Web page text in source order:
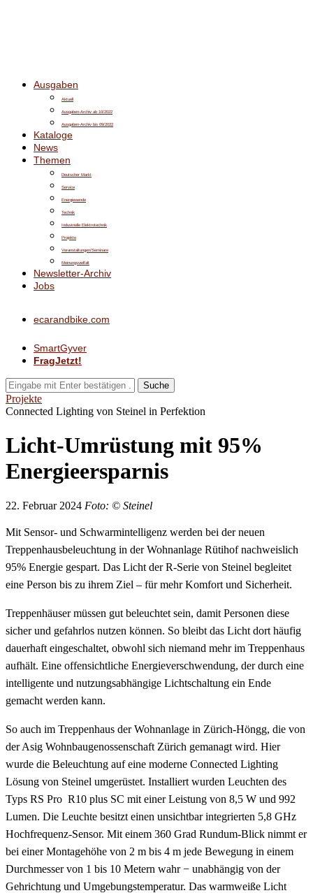
Ausgaben
Aktuell
Ausgaben-Archiv ab 10/2022
Ausgaben-Archiv bis 09/2022
Kataloge
News
Themen
Deutscher Markt
Service
Energiewende
Technik
Industrielle Elektrotechnik
Projekte
Veranstaltungen/Seminare
Meinungsvielfalt
Newsletter-Archiv
Jobs
ecarandbike.com
SmartGyver
FragJetzt!
Suche
Projekte
Connected Lighting von Steinel in Perfektion
Licht-Umrüstung mit 95%
Energieersparnis
22. Februar 2024 Foto: © Steinel
Mit Sensor- und Schwarmintelligenz werden bei der neuen
Treppenhausbeleuchtung in der Wohnanlage Rütihof nachweislich
95% Energie gespart. Das Licht der R-Serie von Steinel begleitet
eine Person bis zu ihrem Ziel – für mehr Komfort und Sicherheit.
Treppenhäuser müssen gut beleuchtet sein, damit Personen diese
sicher und gefahrlos nutzen können. So bleibt das Licht dort häufig
dauerhaft eingeschaltet, obwohl sich niemand mehr im Treppenhaus
aufhält. Eine offensichtliche Energieverschwendung, der durch eine
intelligente und nutzungsabhängige Lichtschaltung ein Ende
gemacht werden kann.
So auch im Treppenhaus der Wohnanlage in Zürich-Höngg, die von
der Asig Wohnbaugenossenschaft Zürich gemanagt wird. Hier
wurde die Beleuchtung auf eine moderne Connected Lighting
Lösung von Steinel umgerüstet. Installiert wurden Leuchten des
Typs RS Pro R10 plus SC mit einer Leistung von 8,5 W und 992
Lumen. Die Leuchte besitzt einen unsichtbar integrierten 5,8 GHz
Hochfrequenz-Sensor. Mit einem 360 Grad Rundum-Blick nimmt er
bei einer Montagehöhe von 2 m bis 4 m jede Bewegung in einem
Durchmesser von 1 bis 10 Metern wahr − unabhängig von der
Gehrichtung und Umgebungstemperatur. Das warmweiße Licht